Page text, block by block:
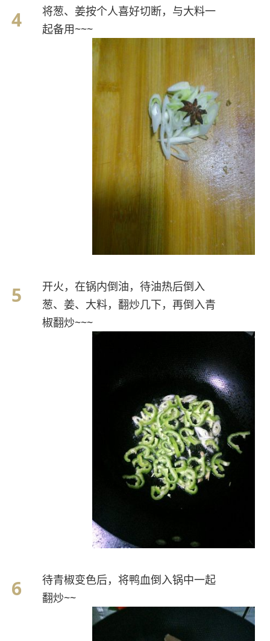
将葱、姜按个人喜好切断，与大料一
起备用~~~
开火，在锅内倒油，待油热后倒入
葱、姜、大料，翻炒几下，再倒入青
椒翻炒~~~
待青椒变色后，将鸭血倒入锅中一起
翻炒~~